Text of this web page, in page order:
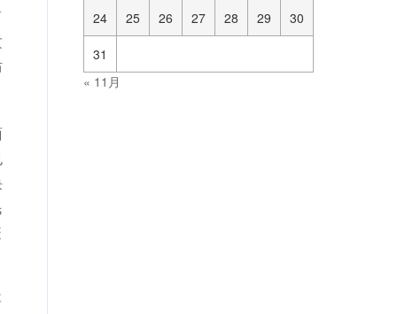
24 25 26 27 28 29 30
31
« 11月